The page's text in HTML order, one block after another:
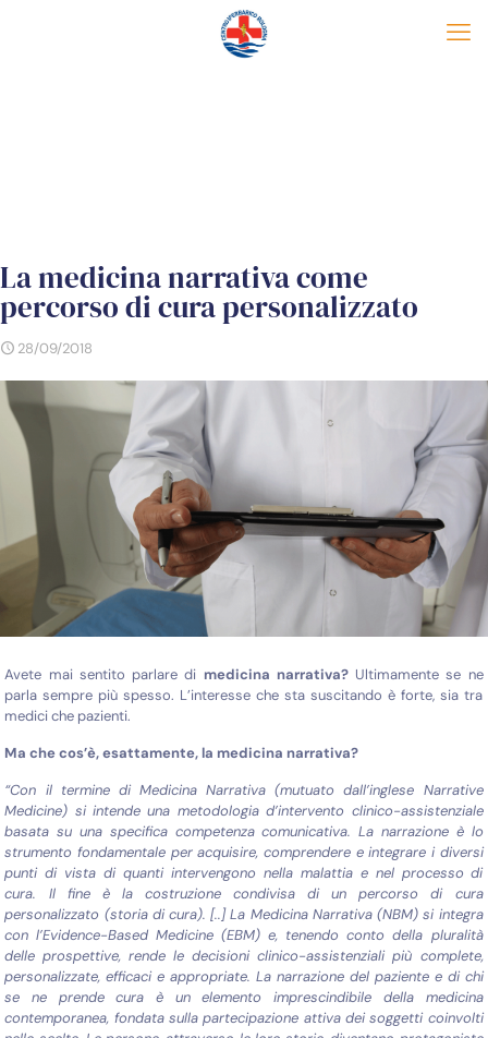
La medicina narrativa come
percorso di cura personalizzato
28/09/2018
Avete mai sentito parlare di medicina narrativa? Ultimamente se ne
parla sempre più spesso. L’interesse che sta suscitando è forte, sia tra
medici che pazienti.
Ma che cos’è, esattamente, la medicina narrativa?
“Con il termine di Medicina Narrativa (mutuato dall’inglese Narrative
Medicine) si intende una metodologia d’intervento clinico-assistenziale
basata su una specifica competenza comunicativa. La narrazione è lo
strumento fondamentale per acquisire, comprendere e integrare i diversi
punti di vista di quanti intervengono nella malattia e nel processo di
cura. Il fine è la costruzione condivisa di un percorso di cura
personalizzato (storia di cura). [..] La Medicina Narrativa (NBM) si integra
con l’Evidence-Based Medicine (EBM) e, tenendo conto della pluralità
delle prospettive, rende le decisioni clinico-assistenziali più complete,
personalizzate, efficaci e appropriate.La narrazione del paziente e di chi
se ne prende cura è un elemento imprescindibile della medicina
contemporanea, fondata sulla partecipazione attiva dei soggetti coinvolti